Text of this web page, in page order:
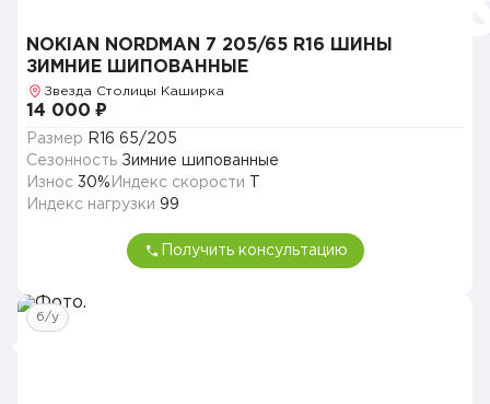
NOKIAN NORDMAN 7 205/65 R16 ШИНЫ
ЗИМНИЕ ШИПОВАННЫЕ
Звезда Столицы Каширка
14 000 ₽
Размер
R16 65/205
Сезонность Зимние шипованные
Износ 30% Индекс скорости
Индекс нагрузки 99
Получить консультацию
б/у